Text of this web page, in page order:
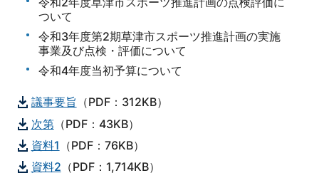
ついて
令和3年度第2期草津市スポーツ推進計画の実施
事業及び点検・評価について
令和4年度当初予算について
議事要旨 （PDF：312KB）
次第（PDF：43KB）
資料1 （PDF：76KB）
資料2 （PDF：1,714KB）